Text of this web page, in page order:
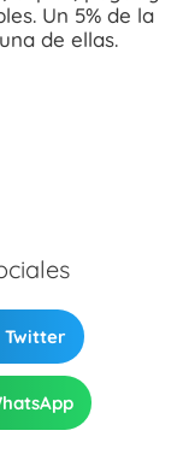
Un 5% de la
de ellas.
Twitter